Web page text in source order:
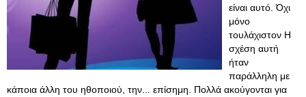
είναι αυτό. Όχι
μόνο
τουλάχιστον Η
σχέση αυτή
ήταν
παράλληλη με
κάποια άλλη του ηθοποιού, την... επίσημη. Πολλά ακούγονται για